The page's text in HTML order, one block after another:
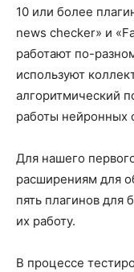
10 или более
news checker» и
работают по-
используют
алгоритмический
работы нейронных
Для нашего
расширениям для
пять плагинов для
их работу.
В процессе